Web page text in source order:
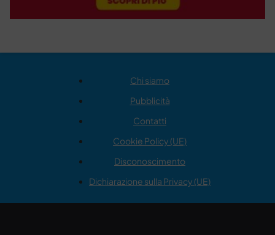
Chi siamo
Pubblicità
Contatti
Cookie Policy (UE)
Disconoscimento
Dichiarazione sulla Privacy (UE)